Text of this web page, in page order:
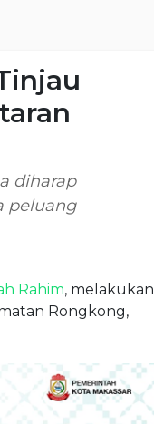
diharap
peluang
Rahim, melakukan
Rongkong,